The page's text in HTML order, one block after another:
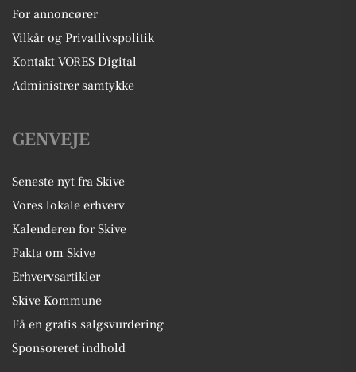
For annoncører
Vilkår og Privatlivspolitik
Kontakt VORES Digital
Administrer samtykke
GENVEJE
Seneste nyt fra Skive
Vores lokale erhverv
Kalenderen for Skive
Fakta om Skive
Erhvervsartikler
Skive Kommune
Få en gratis salgsvurdering
Sponsoreret indhold